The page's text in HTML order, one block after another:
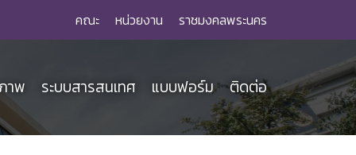
คณะ หน่วยงาน ราชมงคลพระนคร
าพ ระบบสารสนเทศ แบบฟอร์ม ติดต่อ